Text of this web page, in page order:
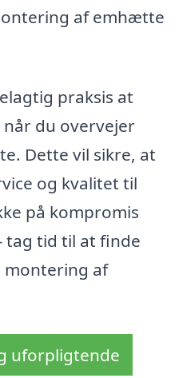
af emhætte
praksis at
du overvejer
Dette vil sikre, at
og kvalitet til
på kompromis
tag tid til at finde
montering af
uforpligtende